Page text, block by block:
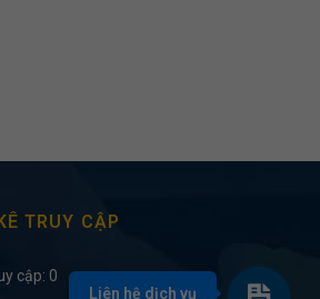
TRUY CẬP
cập: 0